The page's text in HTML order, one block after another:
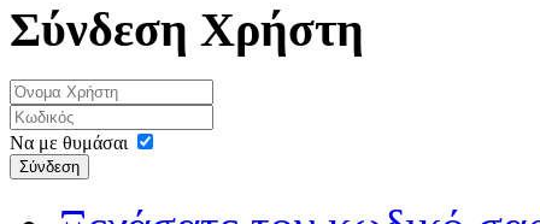
Σύνδεση Χρήστη
Να με θυμάσαι
Σύνδεση